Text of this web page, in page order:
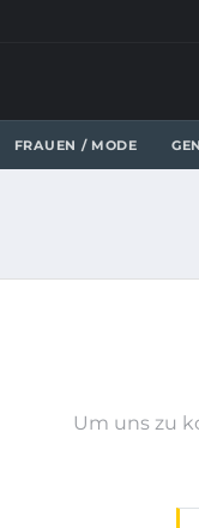
FRAUEN / MODE
Um uns zu